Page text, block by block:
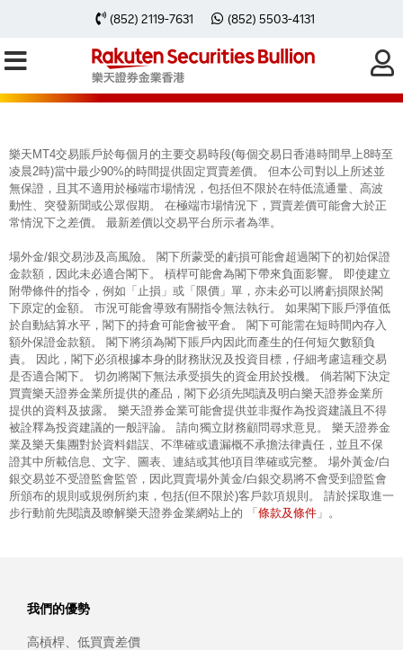
(852) 2119-7631 (852) 5503-4131
每周黃金分析 20230626
樂天MT4交易賬戶於每個月的主要交易時段(每個交易日香港時間早上8時至
凌晨2時)當中最少90%的時間提供固定買賣差價。 但本公司對以上所述並
無保證，且其不適用於極端市場情況，包括但不限於在特低流通量、高波
動性、突發新聞或公眾假期。 在極端市場情況下，買賣差價可能會大於正
常情況下之差價。 最新差價以交易平台所示者為準。
場外金/銀交易涉及高風險。 閣下所蒙受的虧損可能會超過閣下的初始保證
金款額，因此未必適合閣下。 槓桿可能會為閣下帶來負面影響。 即使建立
附帶條件的指令，例如「止損」或「限價」單，亦未必可以將虧損限於閣
下原定的金額。 市況可能會導致有關指令無法執行。 如果閣下賬戶淨值低
於自動結算水平，閣下的持倉可能會被平倉。 閣下可能需在短時間內存入
額外保證金款額。 閣下將須為閣下賬戶內因此而產生的任何短欠數額負
責。 因此，閣下必須根據本身的財務狀況及投資目標，仔細考慮這種交易
是否適合閣下。 切勿將閣下無法承受損失的資金用於投機。 倘若閣下決定
買賣樂天證券金業所提供的產品，閣下必須先閱讀及明白樂天證券金業所
提供的資料及披露。 樂天證券金業可能會提供並非擬作為投資建議且不得
被詮釋為投資建議的一般評論。 請向獨立財務顧問尋求意見。 樂天證券金
業及樂天集團對於資料錯誤、不準確或遺漏概不承擔法律責任，並且不保
證其中所載信息、文字、圖表、連結或其他項目準確或完整。 場外黃金/白
銀交易並不受證監會監管，因此買賣場外黃金/白銀交易將不會受到證監會
所頒布的規則或規例所約束，包括(但不限於)客戶款項規則。 請於採取進一
步行動前先閱讀及瞭解樂天證券金業網站上的 「 條款及條件 」。
我們的優勢
高槓桿、低買賣差價